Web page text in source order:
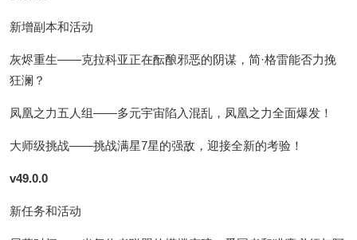
新增副本和活动
灰烬重生——克拉科亚正在酝酿邪恶的阴谋，简·格雷能否力挽
狂澜？
凤凰之力五人组——多元宇宙陷入混乱，凤凰之力全面爆发！
大师级挑战——挑战满星7星的强敌，迎接全新的考验！
v49.0.0
新任务和活动